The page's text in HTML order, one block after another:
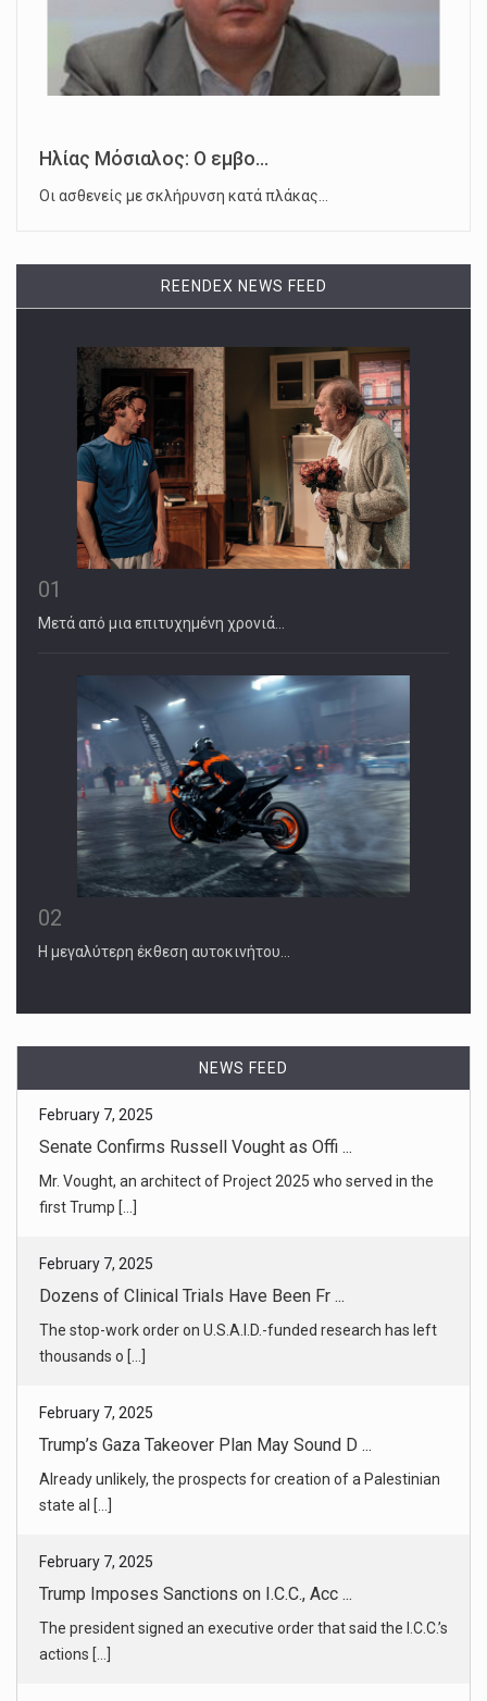
Ηλίας Μόσιαλος: Ο εμβο...
Οι ασθενείς με σκλήρυνση κατά πλάκας…
REENDEX NEWS FEED
01
Μετά από μια επιτυχημένη χρονιά…
02
Η μεγαλύτερη έκθεση αυτοκινήτου…
NEWS FEED
February 7, 2025
Dozens of Clinical Trials Have Been Fr ...
The stop-work order on U.S.A.I.D.-funded research has left
thousands o [...]
February 7, 2025
Trump’s Gaza Takeover Plan May Sound D ...
Already unlikely, the prospects for creation of a Palestinian
state al [...]
February 7, 2025
Trump Imposes Sanctions on I.C.C., Acc ...
The president signed an executive order that said the I.C.C.’s
actions [...]
February 7, 2025
What to Know About the Trump Family’s ...
The region has become a hot spot for the family’s business.
Jared Kush [...]